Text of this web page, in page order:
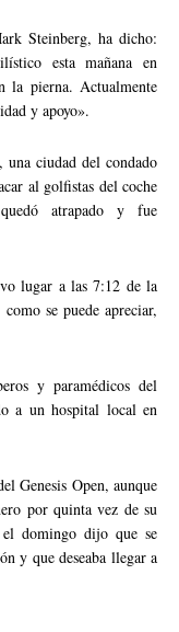
Steinberg, ha dicho:
esta mañana en
la pierna. Actualmente
y apoyo».
una ciudad del condado
al golfistas del coche
quedó atrapado y fue
lugar a las 7:12 de la
se puede apreciar,
y paramédicos del
a un hospital local en
Genesis Open, aunque
por quinta vez de su
el domingo dijo que se
y que deseaba llegar a